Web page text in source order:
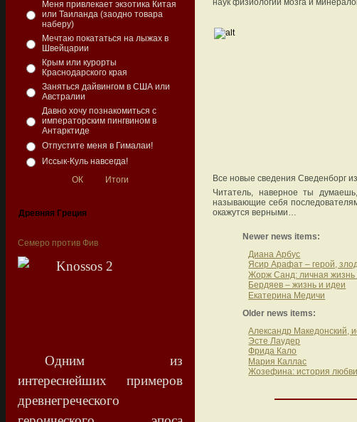
Меня привлекает экзотика Китая
или Таиланда (заодно товара
наберу)
Мечтаю покататься на лыжах в
Швейцарии
Крым или курорты
Краснодарского края
Заняться дайвингом в США или
Австралии
Давно хочу познакомиться с
императорским пингвином в
Антарктиде
Отпустите меня в Гималаи!
Иссык-Куль навсегда!
Древняя Греция
Семеро против Фив
Одним из
интереснейших примеров
древнегреческого
наук физиологии мозга и
Все новые сведения Сведенборг
Читатель, наверное ты
называющие себя
окажутся верными…
Newer news items:
Диана Арбус
Ясир Арафат – герой,
Жорж Санд: личная жизнь
Бердяев – жизнь и идеи
Екатерина Медичи
Older news items:
Александр Македонский,
Эсте Лаудер
Фрида Кало
Мария Каллас
Жозефина: история любви